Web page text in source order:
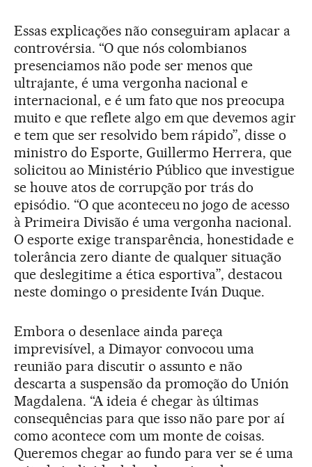
Essas explicações não conseguiram aplacar a
controvérsia. “O que nós colombianos
presenciamos não pode ser menos que
ultrajante, é uma vergonha nacional e
internacional, e é um fato que nos preocupa
muito e que reflete algo em que devemos agir
e tem que ser resolvido bem rápido”, disse o
ministro do Esporte, Guillermo Herrera, que
solicitou ao Ministério Público que investigue
se houve atos de corrupção por trás do
episódio. “O que aconteceu no jogo de acesso
à Primeira Divisão é uma vergonha nacional.
O esporte exige transparência, honestidade e
tolerância zero diante de qualquer situação
que deslegitime a ética esportiva”, destacou
neste domingo o presidente Iván Duque.
Embora o desenlace ainda pareça
imprevisível, a Dimayor convocou uma
reunião para discutir o assunto e não
descarta a suspensão da promoção do Unión
Magdalena. “A ideia é chegar às últimas
consequências para que isso não pare por aí
como acontece com um monte de coisas.
Queremos chegar ao fundo para ver se é uma